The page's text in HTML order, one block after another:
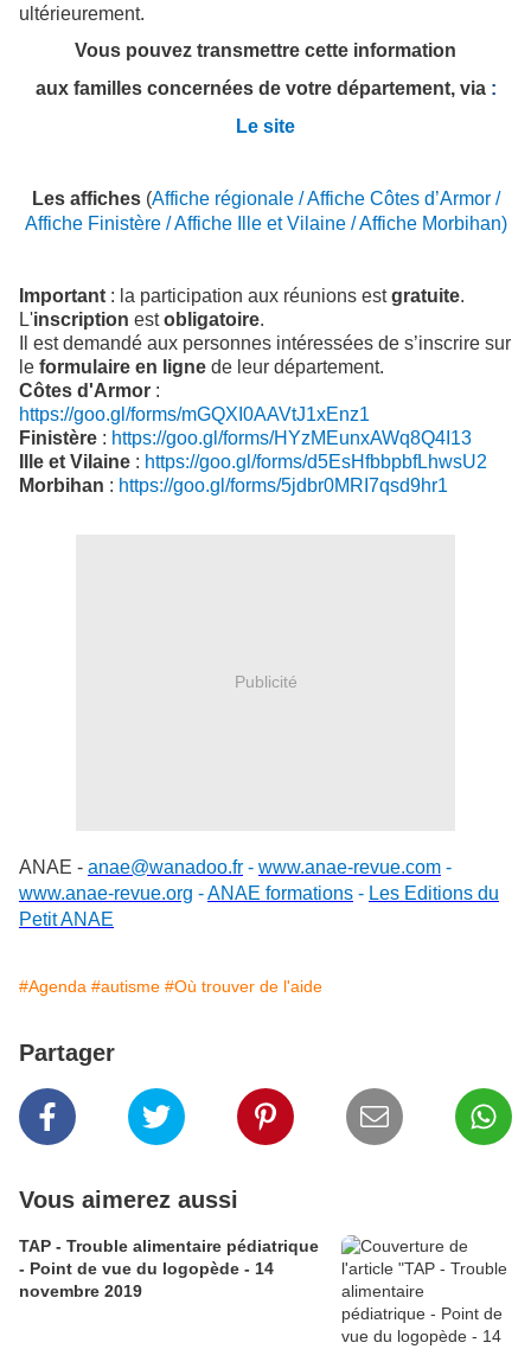
ultérieurement.
Vous pouvez transmettre cette information
aux familles concernées de votre département, via:
Le site
Les affiches(Affiche régionale/Affiche Côtes d’Armor/
Affiche Finistère/Affiche Ille et Vilaine/Affiche Morbihan)
Important : la participation aux réunions estgratuite.
L'inscription estobligatoire.
Il est demandé aux personnes intéressées de s’inscrire sur
le formulaire en ligne de leur département.
Côtes d'Armor :
https://goo.gl/forms/mGQXI0AAVtJ1xEnz1
Finistère : https://goo.gl/forms/HYzMEunxAWq8Q4I13
Ille et Vilaine : https://goo.gl/forms/d5EsHfbbpbfLhwsU2
Morbihan : https://goo.gl/forms/5jdbr0MRI7qsd9hr1
Publicité
ANAE - anae@wanadoo.fr - www.anae-revue.com -
www.anae-revue.org -ANAE formations - Les Editions du
Petit ANAE
#Agenda #autisme #Où trouver de l'aide
Partager
Vous aimerez aussi
TAP - Trouble alimentaire pédiatrique
- Point de vue du logopède - 14
novembre 2019